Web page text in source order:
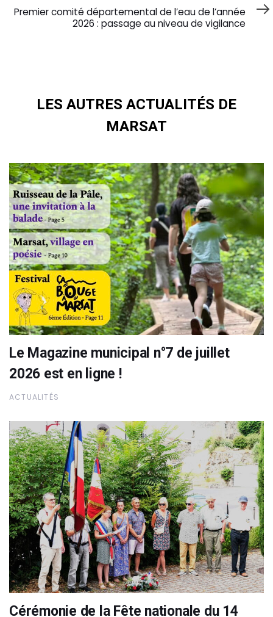
Article
Premier comité départemental de l’eau de l’année
2026 : passage au niveau de vigilance
LES AUTRES ACTUALITÉS DE
MARSAT
Le Magazine municipal n°7 de juillet
2026 est en ligne !
ACTUALITÉS
Cérémonie de la Fête nationale du 14